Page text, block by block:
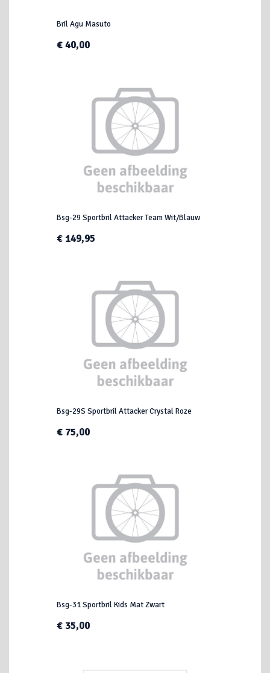
Bril Agu Masuto
€ 40,00
Bsg-29 Sportbril Attacker Team Wit/Blauw
€ 149,95
Bsg-29S Sportbril Attacker Crystal Roze
€ 75,00
Bsg-31 Sportbril Kids Mat Zwart
€ 35,00